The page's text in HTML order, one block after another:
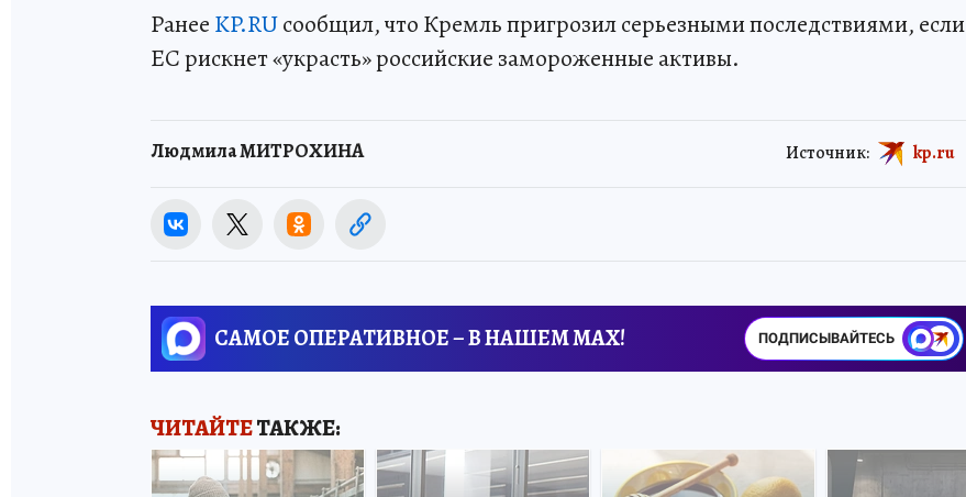
Ранее KP.RUсообщил, что Кремль пригрозил серьезными последствиями, если
ЕС рискнет «украсть» российские замороженные активы.
Людмила МИТРОХИНА Источник: kp.ru
САМОЕ ОПЕРАТИВНОЕ – В НАШЕМ MAX! ПОДПИСЫВАЙТЕСЬ
ЧИТАЙТЕТАКЖЕ: